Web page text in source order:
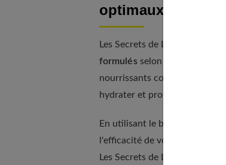
optimaux
Les Secrets de Loly vous
formulésselon votre nature
nourrissants comme le
hydrater et protéger votre
En utilisant le bon shampoing
l'efficacité de votre routine.
Les Secrets de Loly, dites